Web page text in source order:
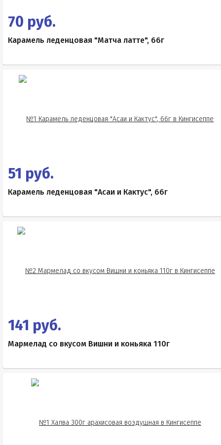
Е525
Е330)
70 руб.
Карамель леденцовая "Матча латте", 66г
51 руб.
Карамель леденцовая "Асаи и Кактус", 66г
141 руб.
Мармелад со вкусом Вишни и коньяка 110г